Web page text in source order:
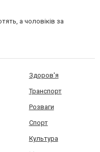
а чоловіків за
Здоров'я
Транспорт
Розваги
Спорт
Культура